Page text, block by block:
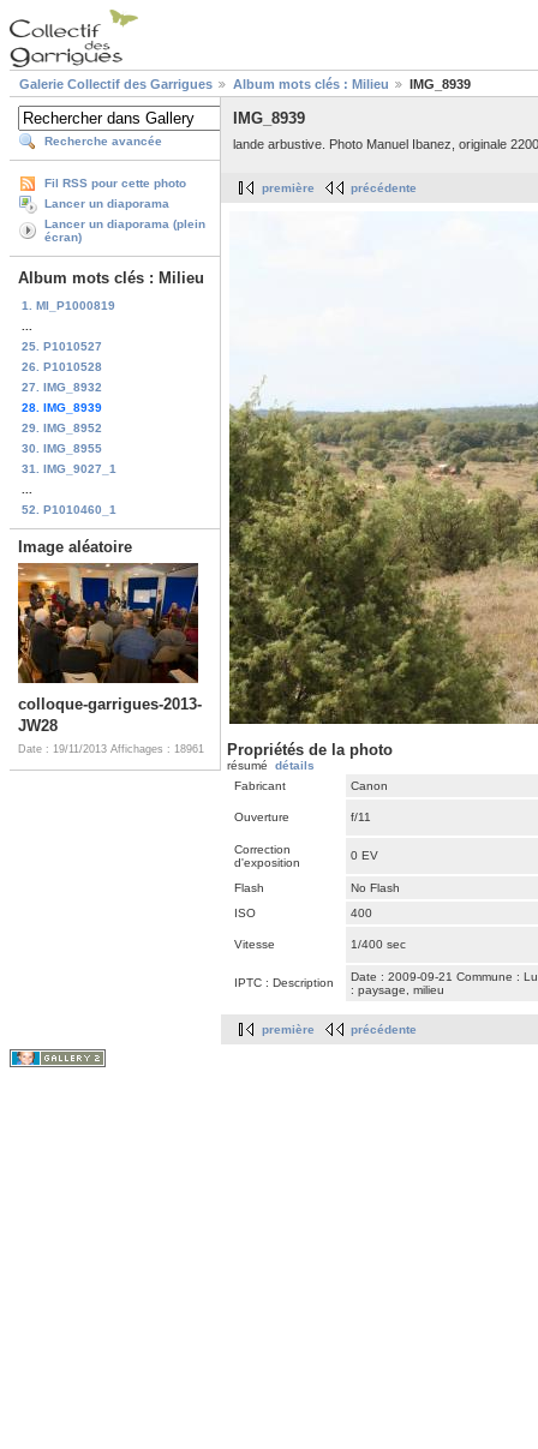
Galerie Collectif des Garrigues Album mots clés : Milieu IMG_8939
Recherche avancée
Fil RSS pour cette photo
Lancer un diaporama
Lancer un diaporama (plein
écran)
Album mots clés : Milieu
1. MI_P1000819
25. P1010527
26. P1010528
27. IMG_8932
28. IMG_8939
29. IMG_8952
30. IMG_8955
31. IMG_9027_1
52. P1010460_1
Image aléatoire
colloque-garrigues-2013-
JW28
Date : 19/11/2013 Affichages : 18961
IMG_8939
lande arbustive. Photo Manuel Ibanez, originale
première précédente
Propriétés de la photo
résumé détails
Fabricant
Canon
Ouverture f/11
Correction
d'exposition
0 EV
Flash
No Flash
ISO
400
Vitesse 1/400 sec
IPTC : Description
Date : 2009-09-21 Commune :
: paysage, milieu
première précédente